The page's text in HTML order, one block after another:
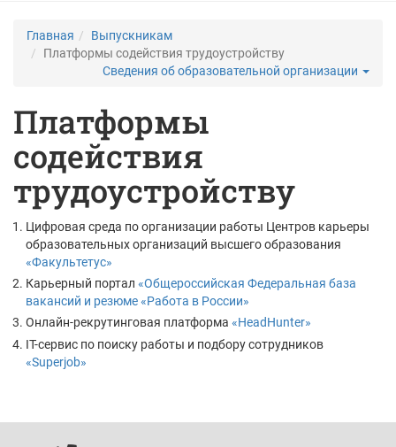
Главная
Выпускникам
Платформы содействия трудоустройству
Сведения об образовательной организации
Платформы
содействия
трудоустройству
Цифровая среда по организации работы Центров карьеры
образовательных организаций высшего образования
«Факультетус»
Карьерный портал «Общероссийская Федеральная база
вакансий и резюме «Работа в России»
Онлайн-рекрутинговая платформа «HeadHunter»
IT-сервис по поиску работы и подбору сотрудников
«Superjob»